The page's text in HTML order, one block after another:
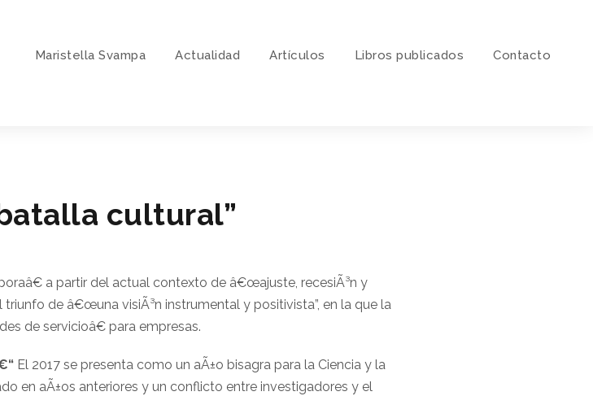
Maristella Svampa Actualidad Artí­culos Libros publicados Contacto
cultural”
a partir del actual contexto de â€œajuste, recesiÃ³n y
de â€œuna visiÃ³n instrumental y positivista”, en la que la
de servicioâ€ para empresas.
El 2017 se presenta como un aÃ±o bisagra para la Ciencia y la
en aÃ±os anteriores y un conflicto entre investigadores y el